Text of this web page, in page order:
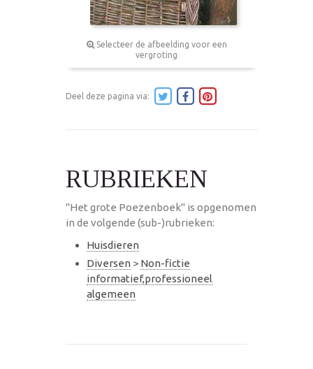
Selecteer de afbeelding voor een
vergroting
Deel deze pagina via:
RUBRIEKEN
"Het grote Poezenboek" is opgenomen
in de volgende (sub-)rubrieken:
Huisdieren
Diversen > Non-fictie
informatief,professioneel
algemeen